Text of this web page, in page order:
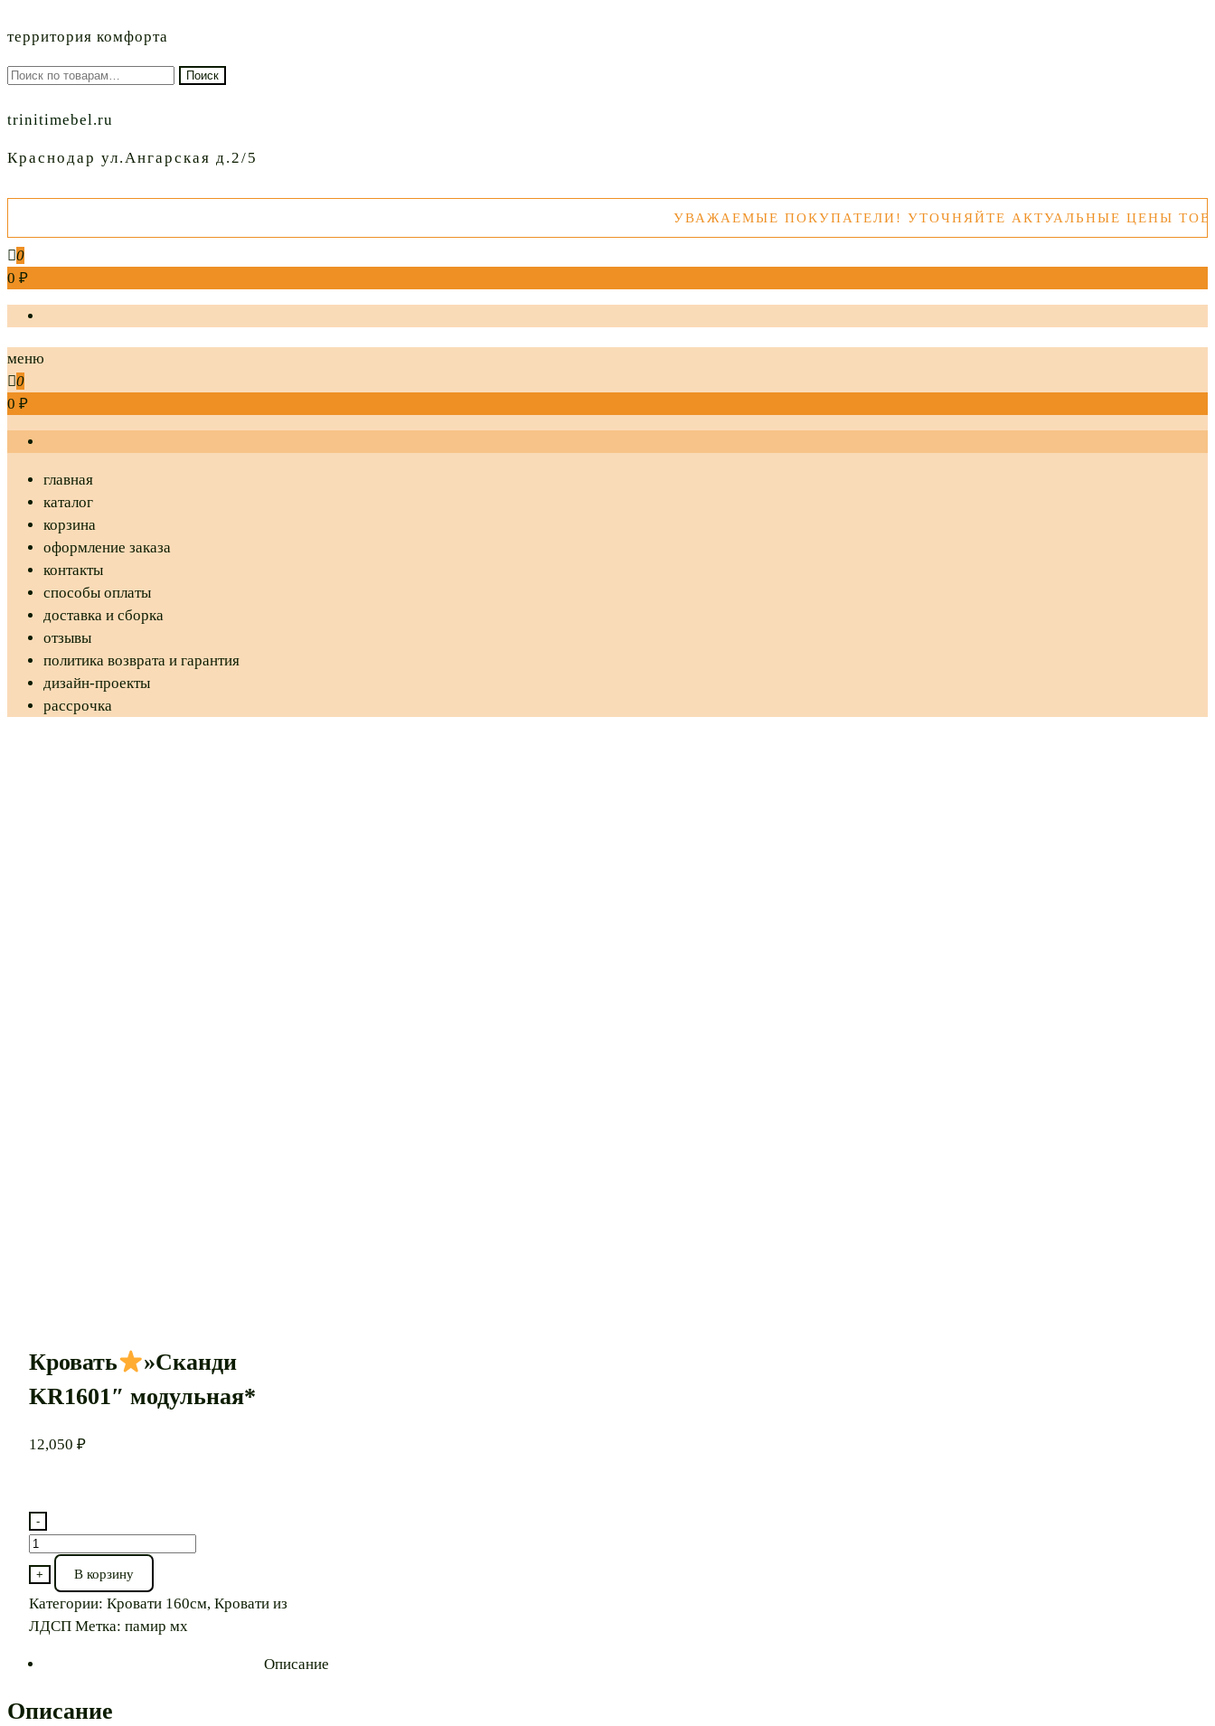
территория комфорта
Искать: Поиск
trinitimebel.ru
Краснодар ул.Ангарская д.2/5
УВАЖАЕМЫЕ ПОКУПАТЕЛИ! УТОЧНЯЙТЕ АКТУАЛЬНЫЕ ЦЕНЫ
0
0 ₽
меню
0
0 ₽
главная
каталог
корзина
оформление заказа
контакты
способы оплаты
доставка и сборка
отзывы
политика возврата и гарантия
дизайн-проекты
рассрочка
Кровать
»Сканди
KR1601″ модульная*
12,050 ₽
-
Количество
товара
Кровать
"Сканди
+ В корзину
Категории: Кровати 160см, Кровати из
ЛДСП Метка: памир мх
Описание
Описание